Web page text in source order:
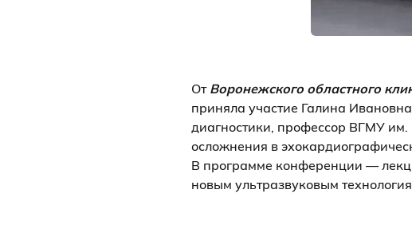
От Воронежского областного
приняла участие Галина
диагностики, профессор ВГМУ
осложнения в
В программе конференции —
новым ультразвуковым